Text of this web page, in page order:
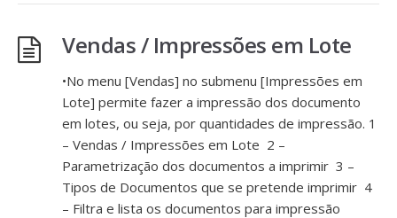
Vendas / Impressões em Lote
•No menu [Vendas] no submenu [Impressões em
Lote] permite fazer a impressão dos documento
em lotes, ou seja, por quantidades de impressão. 1
– Vendas / Impressões em Lote 2 –
Parametrização dos documentos a imprimir 3 –
Tipos de Documentos que se pretende imprimir 4
– Filtra e lista os documentos para impressão